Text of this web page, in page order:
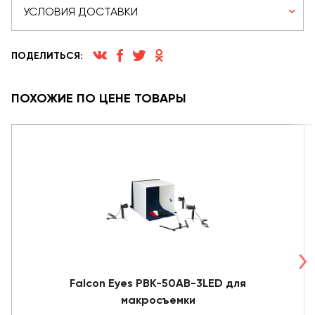
УСЛОВИЯ ДОСТАВКИ
ПОДЕЛИТЬСЯ:
ПОХОЖИЕ ПО ЦЕНЕ ТОВАРЫ
Falcon Eyes PBK-50AB-3LED для
макросъемки